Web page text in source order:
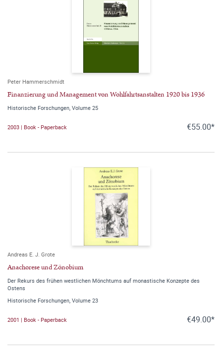
Peter Hammerschmidt
Finanzierung und Management von Wohlfahrtsanstalten 1920 bis 1936
Historische Forschungen, Volume 25
2003 | Book - Paperback €55.00*
Andreas E. J. Grote
Anachorese und Zönobium
Der Rekurs des frühen westlichen Mönchtums auf monastische Konzepte des
Ostens
Historische Forschungen, Volume 23
2001 | Book - Paperback €49.00*